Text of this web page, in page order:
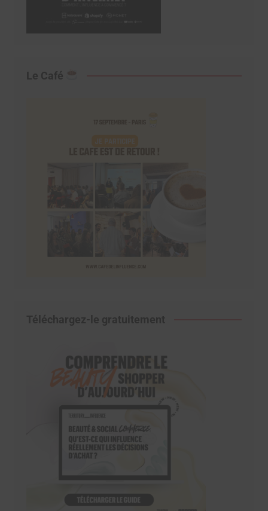
Le Café
Téléchargez-le gratuitement